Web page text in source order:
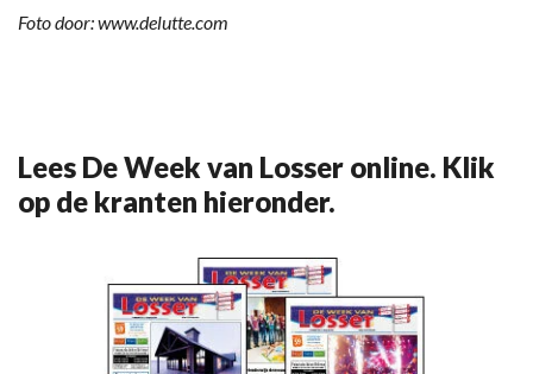
Foto door: www.delutte.com
Lees De Week van Losser online. Klik
op de kranten hieronder.